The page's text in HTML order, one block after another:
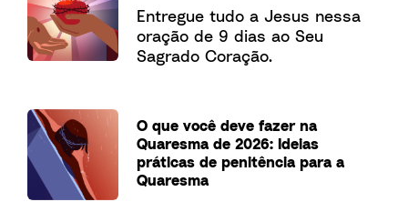
Entregue tudo a Jesus nessa
oração de 9 dias ao Seu
Sagrado Coração.
O que você deve fazer na
Quaresma de 2026: Ideias
práticas de penitência para a
Quaresma